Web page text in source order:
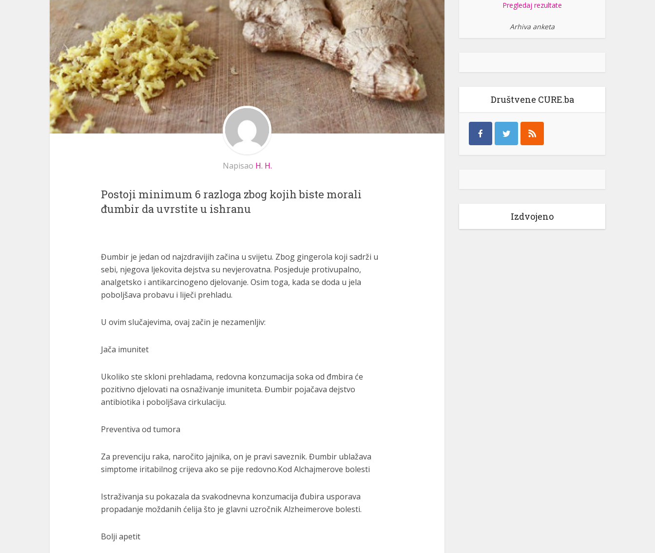
Napisao H. H.
Postoji minimum 6 razloga zbog kojih biste morali
đumbir da uvrstite u ishranu
Đumbir je jedan od najzdravijih začina u svijetu. Zbog gingerola koji sadrži u
sebi, njegova ljekovita dejstva su nevjerovatna. Posjeduje protivupalno,
analgetsko i antikarcinogeno djelovanje. Osim toga, kada se doda u jela
poboljšava probavu i liječi prehladu.
U ovim slučajevima, ovaj začin je nezamenljiv:
Jača imunitet
Ukoliko ste skloni prehladama, redovna konzumacija soka od đmbira će
pozitivno djelovati na osnaživanje imuniteta. Đumbir pojačava dejstvo
antibiotika i poboljšava cirkulaciju.
Preventiva od tumora
Za prevenciju raka, naročito jajnika, on je pravi saveznik. Đumbir ublažava
simptome iritabilnog crijeva ako se pije redovno.Kod Alchajmerove bolesti
Istraživanja su pokazala da svakodnevna konzumacija đubira usporava
propadanje moždanih ćelija što je glavni uzročnik Alzheimerove bolesti.
Bolji apetit
Pregledaj rezultate
Arhiva anketa
Društvene CURE.ba
Izdvojeno